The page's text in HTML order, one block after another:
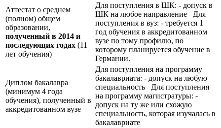
Аттестат о среднем
(полном) общем
образовании,
полученный в 2014 и
последующих годах (11
лет обучения)
Для поступления в ШК: - допуск в
ШК на любое направление Для
поступления в вуз: - требуется 1
год обучения в аккредитованном
вузе по тому профилю, по
которому планируется обучение в
Германии.
Диплом бакалавра
(минимум 4 года
обучения), полученный в
аккредитованном вузе
Для поступления на программу
бакалавриата: - допуск на любую
специальность Для поступления
на программу магистратуры: -
допуск на ту же или схожую
специальность, которая изучалась в
бакалавриате